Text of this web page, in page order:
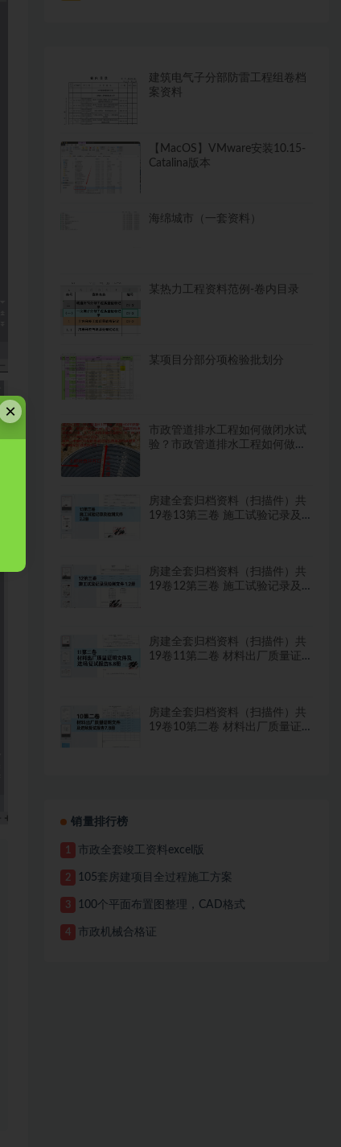
建筑电气子分部防雷工程组卷档
案资料
【MacOS】VMware安装10.15-
Catalina版本
海绵城市（一套资料）
某热力工程资料范例-卷内目录
某项目分部分项检验批划分
市政管道排水工程如何做闭水试
验？市政管道排水工程如何做闭
房建全套归档资料（扫描件）共
19卷13第三卷 施工试验记录及
房建全套归档资料（扫描件）共
19卷12第三卷 施工试验记录及
房建全套归档资料（扫描件）共
19卷11第二卷 材料出厂质量证
房建全套归档资料（扫描件）共
19卷10第二卷 材料出厂质量证
销量排行榜
1 市政全套竣工资料excel版
2 105套房建项目全过程施工方案
3 100个平面布置图整理，CAD格式
4 市政机械合格证
×